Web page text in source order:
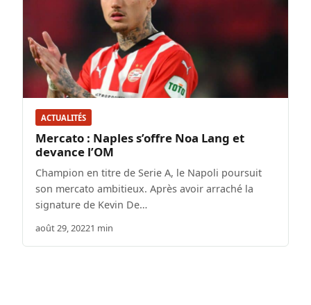
ACTUALITÉS
Mercato : Naples s’offre Noa Lang et
devance l’OM
Champion en titre de Serie A, le Napoli poursuit
son mercato ambitieux. Après avoir arraché la
signature de Kevin De…
août 29, 20221 min